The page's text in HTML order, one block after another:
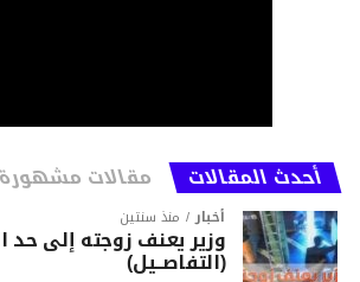
أحدث المقالات مقالات مشهورة
أخبار منذ سنتين
وزير يعنف زوجته إلى
(التفاصــيل)